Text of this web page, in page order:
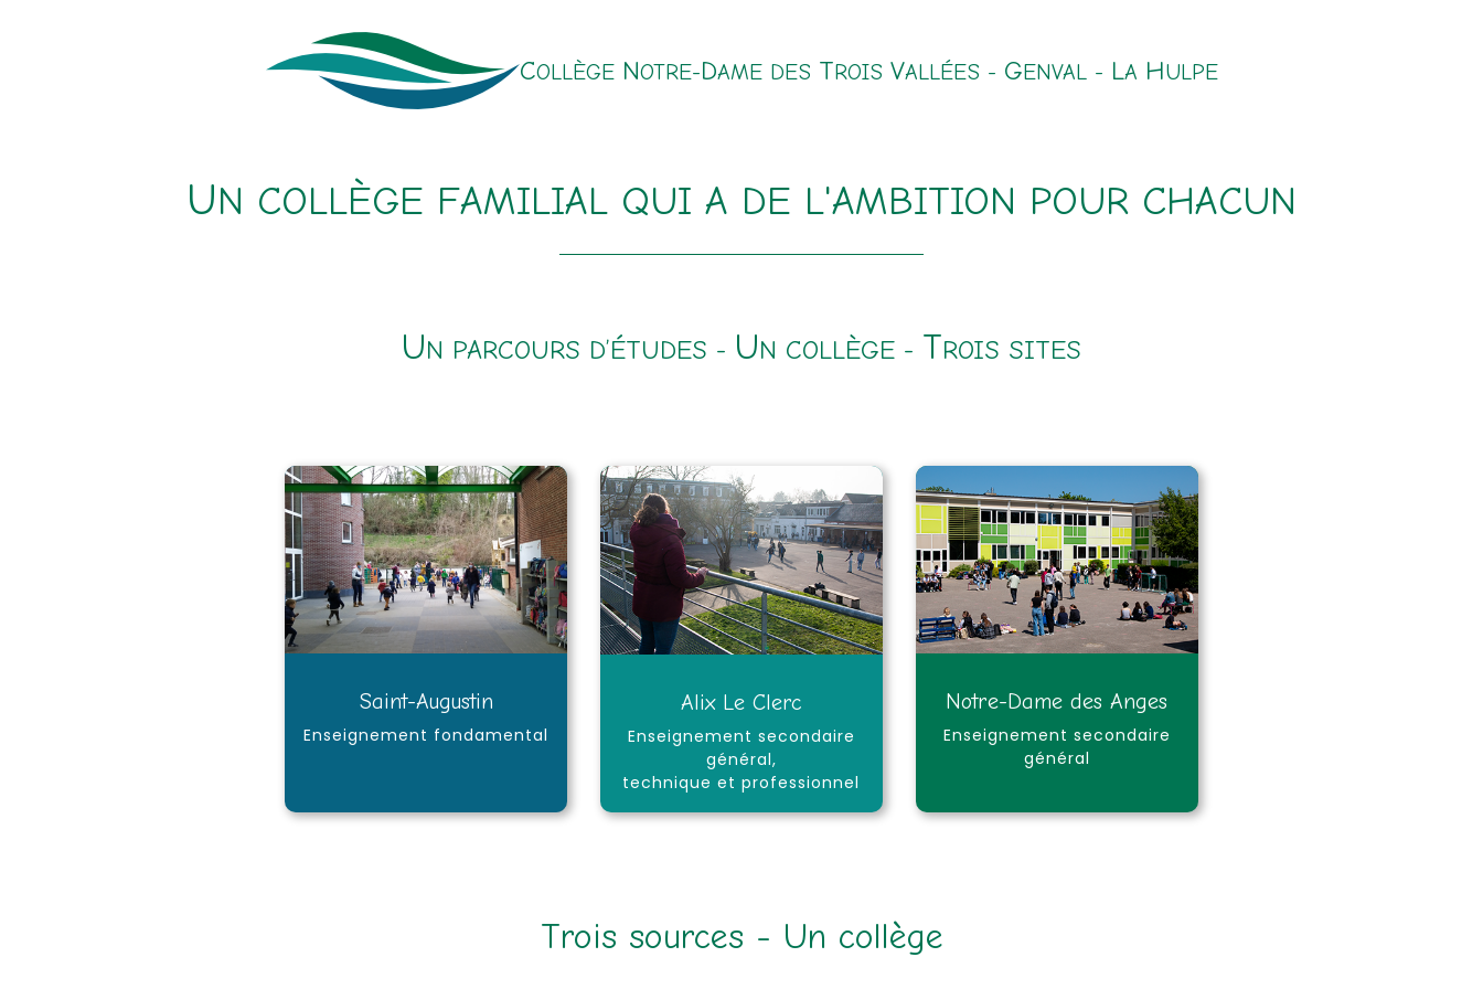
COLLÈGE NOTRE-DAME DES TROIS VALLÉES - GENVAL - LA HULPE
UN COLLÈGE FAMILIAL QUI A DE L'AMBITION POUR CHACUN
UN PARCOURS D’ÉTUDES - UN COLLÈGE - TROIS SITES
Saint-Augustin
Enseignement fondamental
Alix Le Clerc
Enseignement secondaire
général,
technique et professionnel
Notre-Dame des Anges
Enseignement secondaire
général
Trois sources - Un collège